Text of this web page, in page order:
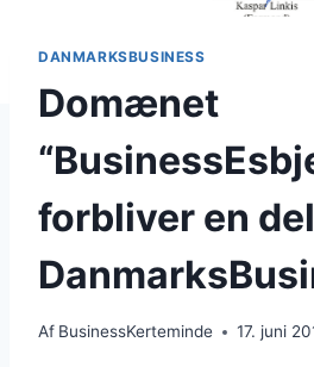
DANMARKSBUSINESS
Domænet
forbliver en
Af BusinessKerteminde 17. juni